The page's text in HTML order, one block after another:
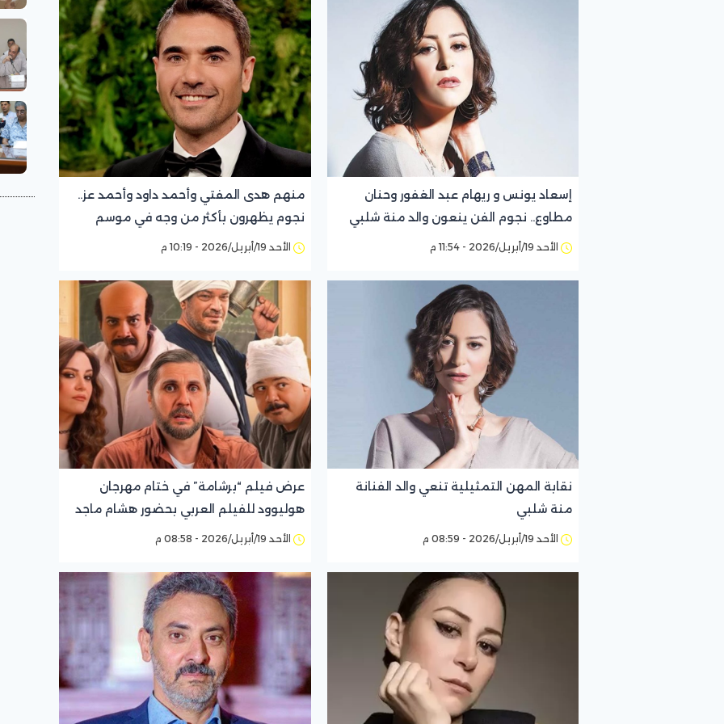
إسعاد يونس و ريهام عبد الغفور وحنان
مطاوع.. نجوم الفن ينعون والد منة شلبي
الأحد 19/أبريل/2026 - 11:54 م
منهم هدى المفتي وأحمد داود وأحمد عز..
نجوم يظهرون بأكثر من وجه في موسم
سينمائي استثنائي
الأحد 19/أبريل/2026 - 10:19 م
نقابة المهن التمثيلية تنعي والد الفنانة
منة شلبي
الأحد 19/أبريل/2026 - 08:59 م
عرض فيلم “برشامة” في ختام مهرجان
هوليوود للفيلم العربي بحضور هشام ماجد
وريهام عبد الغفور
الأحد 19/أبريل/2026 - 08:58 م